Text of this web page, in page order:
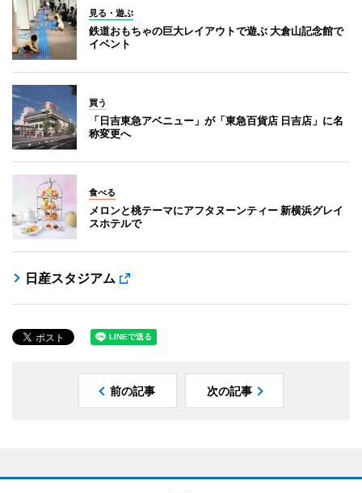
見る・遊ぶ
鉄道おもちゃの巨大レイアウトで遊ぶ 大倉山記念館で
イベント
買う
「日吉東急アベニュー」が「東急百貨店 日吉店」に名
称変更へ
食べる
メロンと桃テーマにアフタヌーンティー 新横浜グレイ
スホテルで
日産スタジアム
前の記事 次の記事